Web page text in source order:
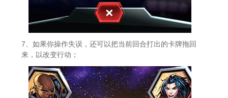
7、如果你操作失误，还可以把当前回合打出的卡牌拖回
来，以改变行动；